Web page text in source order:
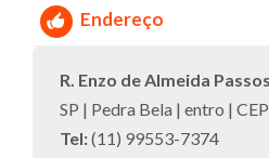
Endereço
R. Enzo de Almeida
SP | Pedra Bela | entro |
Tel:(11) 99553-7374